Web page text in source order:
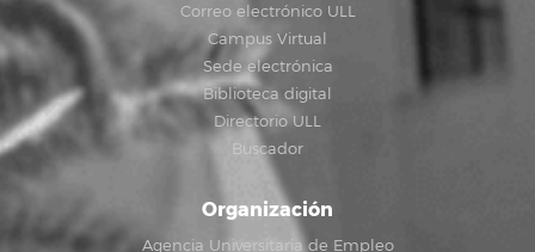
Correo electrónico ULL
Campus Virtual
Sede electrónica
Biblioteca digital
Directorio ULL
Buscador
Organización
Agencia Universitaria de Empleo